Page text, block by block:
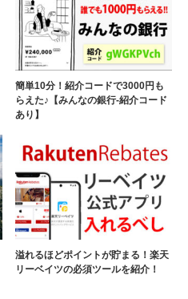
簡単10分！紹介コードで3000円も
らえた♪【みんなの銀行-紹介コード
あり】
溢れるほどポイントが貯まる！楽天
リーベイツの必須ツールを紹介！